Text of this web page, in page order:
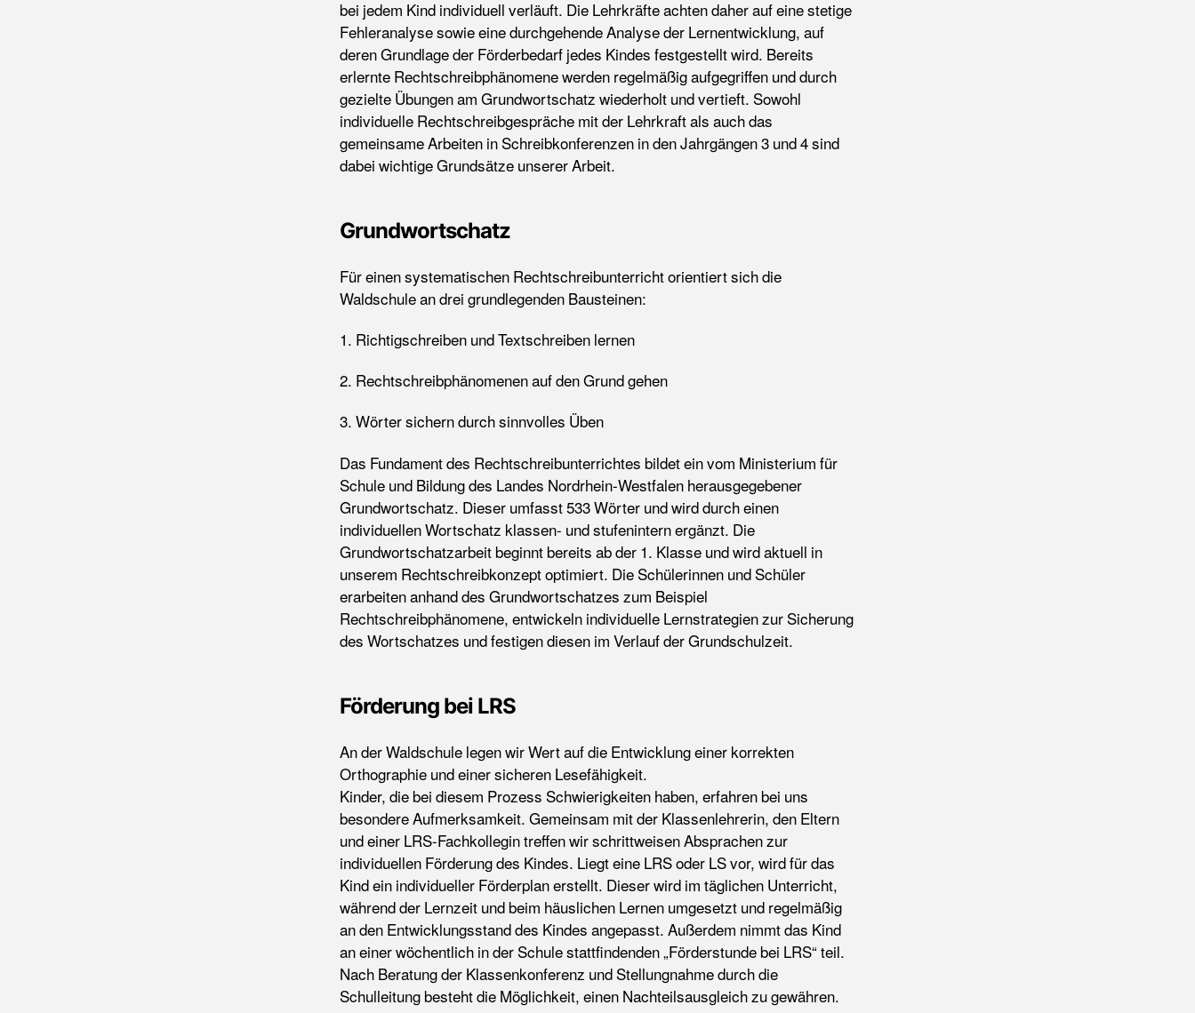
bei jedem Kind individuell verläuft. Die Lehrkräfte achten daher auf eine stetige
Fehleranalyse sowie eine durchgehende Analyse der Lernentwicklung, auf
deren Grundlage der Förderbedarf jedes Kindes festgestellt wird. Bereits
erlernte Rechtschreibphänomene werden regelmäßig aufgegriffen und durch
gezielte Übungen am Grundwortschatz wiederholt und vertieft. Sowohl
individuelle Rechtschreibgespräche mit der Lehrkraft als auch das
gemeinsame Arbeiten in Schreibkonferenzen in den Jahrgängen 3 und 4 sind
dabei wichtige Grundsätze unserer Arbeit.
Grundwortschatz
Für einen systematischen Rechtschreibunterricht orientiert sich die
Waldschule an drei grundlegenden Bausteinen:
1. Richtigschreiben und Textschreiben lernen
2. Rechtschreibphänomenen auf den Grund gehen
3. Wörter sichern durch sinnvolles Üben
Das Fundament des Rechtschreibunterrichtes bildet ein vom Ministerium für
Schule und Bildung des Landes Nordrhein-Westfalen herausgegebener
Grundwortschatz. Dieser umfasst 533 Wörter und wird durch einen
individuellen Wortschatz klassen- und stufenintern ergänzt. Die
Grundwortschatzarbeit beginnt bereits ab der 1. Klasse und wird aktuell in
unserem Rechtschreibkonzept optimiert. Die Schülerinnen und Schüler
erarbeiten anhand des Grundwortschatzes zum Beispiel
Rechtschreibphänomene, entwickeln individuelle Lernstrategien zur Sicherung
des Wortschatzes und festigen diesen im Verlauf der Grundschulzeit.
Förderung bei LRS
An der Waldschule legen wir Wert auf die Entwicklung einer korrekten
Orthographie und einer sicheren Lesefähigkeit.
Kinder, die bei diesem Prozess Schwierigkeiten haben, erfahren bei uns
besondere Aufmerksamkeit. Gemeinsam mit der Klassenlehrerin, den Eltern
und einer LRS-Fachkollegin treffen wir schrittweisen Absprachen zur
individuellen Förderung des Kindes. Liegt eine LRS oder LS vor, wird für das
Kind ein individueller Förderplan erstellt. Dieser wird im täglichen Unterricht,
während der Lernzeit und beim häuslichen Lernen umgesetzt und regelmäßig
an den Entwicklungsstand des Kindes angepasst. Außerdem nimmt das Kind
an einer wöchentlich in der Schule stattfindenden „Förderstunde bei LRS“ teil.
Nach Beratung der Klassenkonferenz und Stellungnahme durch die
Schulleitung besteht die Möglichkeit, einen Nachteilsausgleich zu gewähren.